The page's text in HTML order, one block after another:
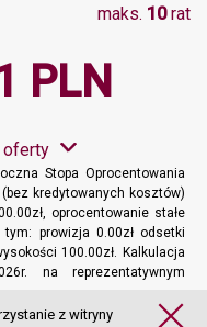
maks. 10rat
PLN
oferty
Stopa Oprocentowania
kredytowanych kosztów)
oprocentowanie stałe
prowizja 0.00zł odsetki
100.00zł. Kalkulacja
na reprezentatywnym
Więcej informacji
z witryny